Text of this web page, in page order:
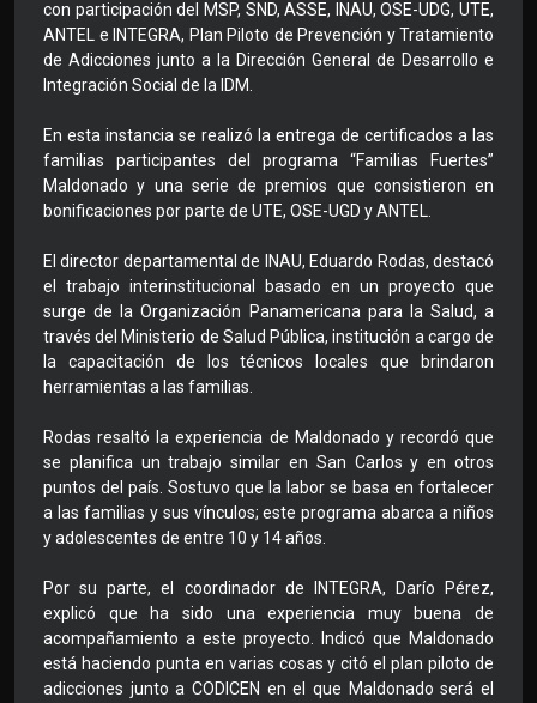
con participación del MSP, SND, ASSE, INAU, OSE-UDG, UTE,
ANTEL e INTEGRA, Plan Piloto de Prevención y Tratamiento
de Adicciones junto a la Dirección General de Desarrollo e
Integración Social de la IDM.
En esta instancia se realizó la entrega de certificados a las
familias participantes del programa “Familias Fuertes”
Maldonado y una serie de premios que consistieron en
bonificaciones por parte de UTE, OSE-UGD y ANTEL.
El director departamental de INAU, Eduardo Rodas, destacó
el trabajo interinstitucional basado en un proyecto que
surge de la Organización Panamericana para la Salud, a
través del Ministerio de Salud Pública, institución a cargo de
la capacitación de los técnicos locales que brindaron
herramientas a las familias.
Rodas resaltó la experiencia de Maldonado y recordó que
se planifica un trabajo similar en San Carlos y en otros
puntos del país. Sostuvo que la labor se basa en fortalecer
a las familias y sus vínculos; este programa abarca a niños
y adolescentes de entre 10 y 14 años.
Por su parte, el coordinador de INTEGRA, Darío Pérez,
explicó que ha sido una experiencia muy buena de
acompañamiento a este proyecto. Indicó que Maldonado
está haciendo punta en varias cosas y citó el plan piloto de
adicciones junto a CODICEN en el que Maldonado será el